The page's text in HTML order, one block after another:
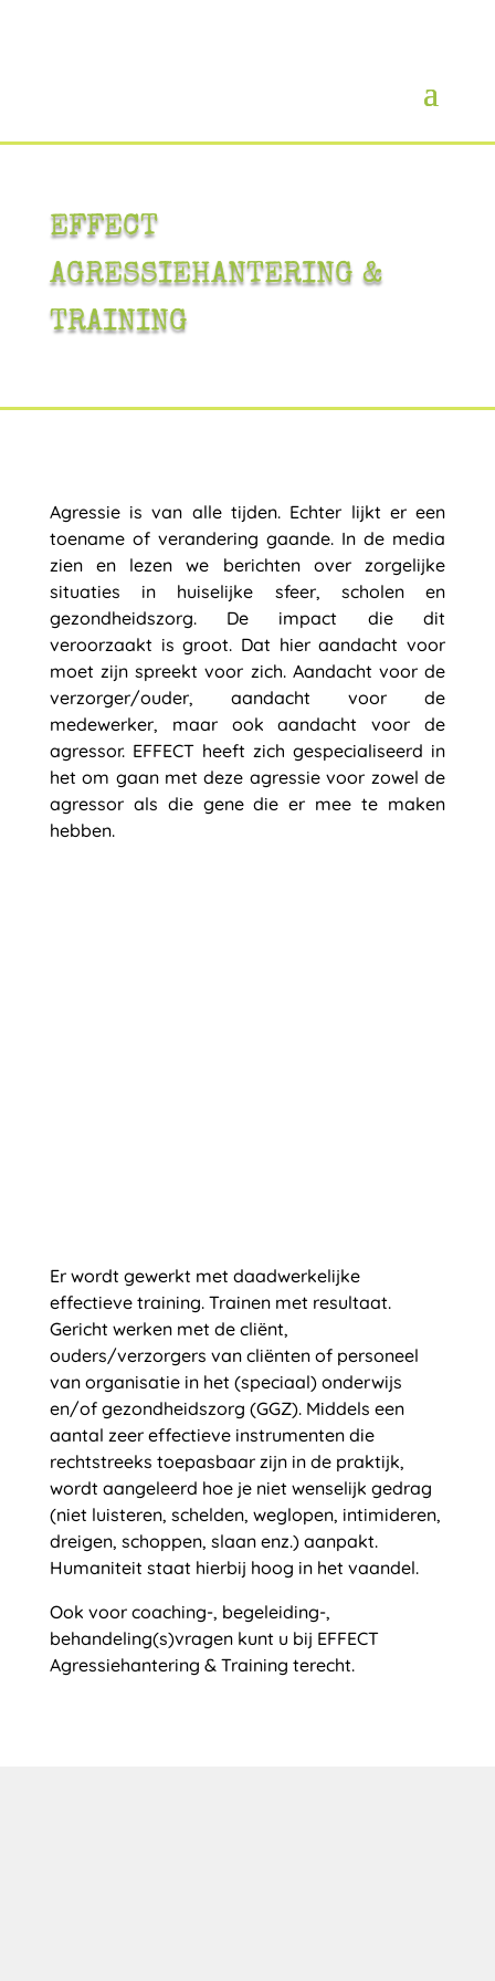
EFFECT
AGRESSIEHANTERING &
TRAINING
Agressie is van alle tijden. Echter lijkt er een
toename of verandering gaande. In de media
zien en lezen we berichten over zorgelijke
situaties in huiselijke sfeer, scholen en
gezondheidszorg. De impact die dit
veroorzaakt is groot. Dat hier aandacht voor
moet zijn spreekt voor zich. Aandacht voor de
verzorger/ouder, aandacht voor de
medewerker, maar ook aandacht voor de
agressor. EFFECT heeft zich gespecialiseerd in
het om gaan met deze agressie voor zowel de
agressor als die gene die er mee te maken
hebben.
Er wordt gewerkt met daadwerkelijke
effectieve training. Trainen met resultaat.
Gericht werken met de cliënt,
ouders/verzorgers van cliënten of personeel
van organisatie in het (speciaal) onderwijs
en/of gezondheidszorg (GGZ). Middels een
aantal zeer effectieve instrumenten die
rechtstreeks toepasbaar zijn in de praktijk,
wordt aangeleerd hoe je niet wenselijk gedrag
(niet luisteren, schelden, weglopen, intimideren,
dreigen, schoppen, slaan enz.) aanpakt.
Humaniteit staat hierbij hoog in het vaandel.
Ook voor coaching-, begeleiding-,
behandeling(s)vragen kunt u bij EFFECT
Agressiehantering & Training terecht.